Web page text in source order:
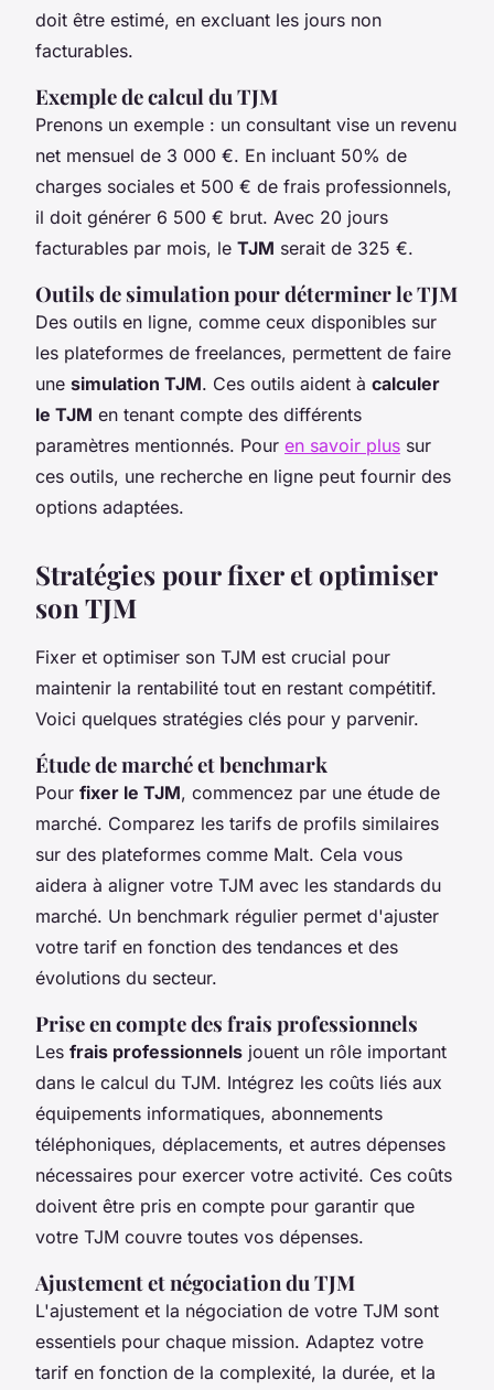
doit être estimé, en excluant les jours non
facturables.
Exemple de calcul du TJM
Prenons un exemple : un consultant vise un revenu
net mensuel de 3 000 €. En incluant 50% de
charges sociales et 500 € de frais professionnels,
il doit générer 6 500 € brut. Avec 20 jours
facturables par mois, le TJM serait de 325 €.
Outils de simulation pour déterminer le TJM
Des outils en ligne, comme ceux disponibles sur
les plateformes de freelances, permettent de faire
une simulation TJM. Ces outils aident à calculer
le TJM en tenant compte des différents
paramètres mentionnés. Pour en savoir plus sur
ces outils, une recherche en ligne peut fournir des
options adaptées.
Stratégies pour fixer et optimiser
son TJM
Fixer et optimiser son TJM est crucial pour
maintenir la rentabilité tout en restant compétitif.
Voici quelques stratégies clés pour y parvenir.
Étude de marché et benchmark
Pour fixer le TJM, commencez par une étude de
marché. Comparez les tarifs de profils similaires
sur des plateformes comme Malt. Cela vous
aidera à aligner votre TJM avec les standards du
marché. Un benchmark régulier permet d'ajuster
votre tarif en fonction des tendances et des
évolutions du secteur.
Prise en compte des frais professionnels
Les frais professionnels jouent un rôle important
dans le calcul du TJM. Intégrez les coûts liés aux
équipements informatiques, abonnements
téléphoniques, déplacements, et autres dépenses
nécessaires pour exercer votre activité. Ces coûts
doivent être pris en compte pour garantir que
votre TJM couvre toutes vos dépenses.
Ajustement et négociation du TJM
L'ajustement et la négociation de votre TJM sont
essentiels pour chaque mission. Adaptez votre
tarif en fonction de la complexité, la durée, et la